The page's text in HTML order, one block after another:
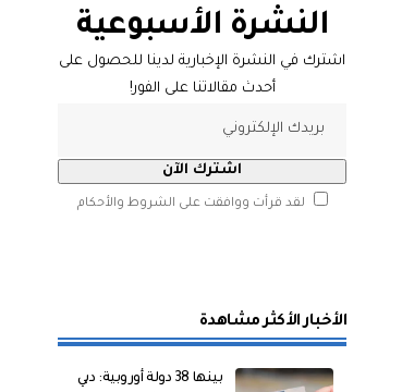
النشرة الأسبوعية
اشترك في النشرة الإخبارية لدينا للحصول على
أحدث مقالاتنا على الفور!
لقد قرأت ووافقت على الشروط والأحكام
الأخبار الأكثر مشاهدة
بينها 38 دولة أوروبية: دبي